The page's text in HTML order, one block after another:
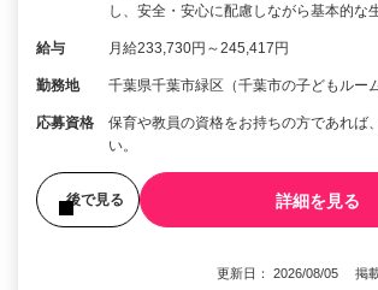
し、安全・安心に配慮しながら基本的な
給与 月給233,730円～245,417円
勤務地 千葉県千葉市緑区（千葉市の子どもルーム
応募資格
保育や教員の資格をお持ちの方であれば
い。
後で見る 詳細を見る
更新日： 2026/08/05 掲